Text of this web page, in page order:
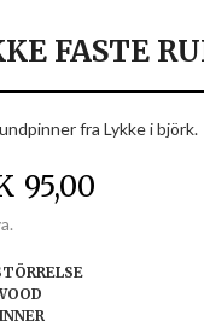
FASTE
fra Lykke i björk.
95,00